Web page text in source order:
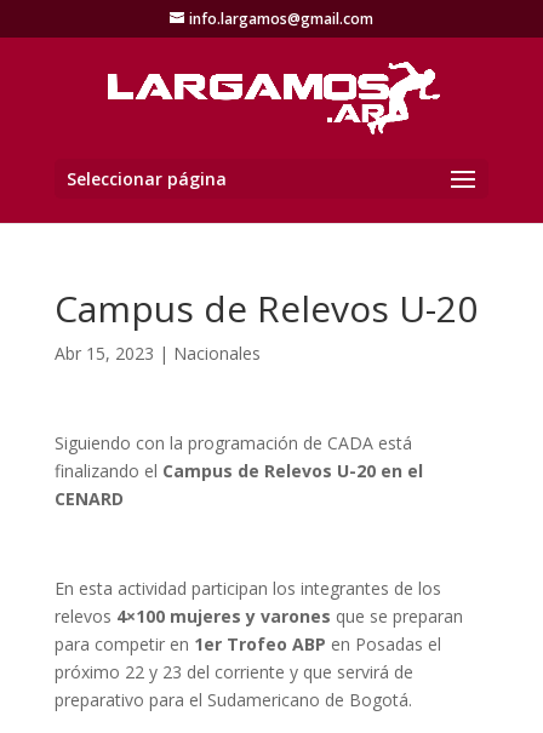
info.largamos@gmail.com
Seleccionar página
Campus de Relevos U-20
Abr 15, 2023 | Nacionales
Siguiendo con la programación de CADA está
finalizando el Campus de Relevos U-20 en el
CENARD
En esta actividad participan los integrantes de los
relevos 4×100 mujeres y varones que se preparan
para competir en 1er Trofeo ABP en Posadas el
próximo 22 y 23 del corriente y que servirá de
preparativo para el Sudamericano de Bogotá.